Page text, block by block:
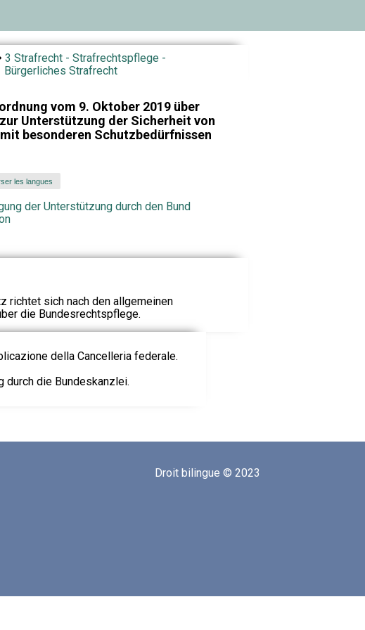
3 Strafrecht - Strafrechtspflege -
Bürgerliches Strafrecht
vom 9. Oktober 2019 über
Unterstützung der Sicherheit von
besonderen Schutzbedürfnissen
les langues
der Unterstützung durch den Bund
richtet sich nach den allgemeinen
die Bundesrechtspflege.
della Cancelleria federale.
die Bundeskanzlei.
Droit bilingue © 2023